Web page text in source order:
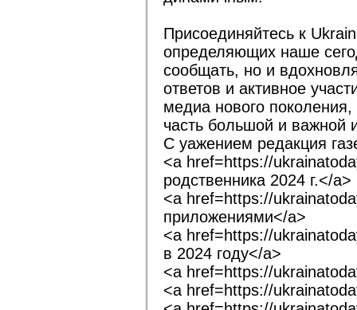
Присоединяйтесь к
определяющих наше
сообщать, но и
ответов и активное
медиа нового
часть большой и важной
С уажением редакция
<a href=https://
родственника 2024 г.</a>
<a href=https://
приложениями</a>
<a href=https://
в 2024 году</a>
<a href=https://
<a href=https://